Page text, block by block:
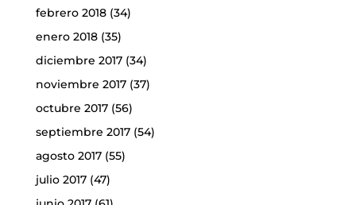
febrero 2018(34)
enero 2018(35)
diciembre 2017(34)
noviembre 2017(37)
octubre 2017(56)
septiembre 2017(54)
agosto 2017(55)
julio 2017(47)